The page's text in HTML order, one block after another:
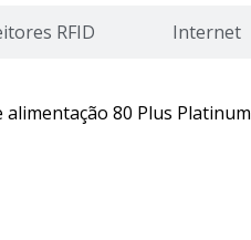
RFID Internet
alimentação 80 Plus Platinum